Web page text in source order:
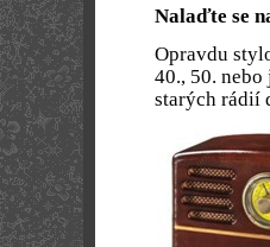
Nalaďte se
Opravdu
40., 50.
starých rádií